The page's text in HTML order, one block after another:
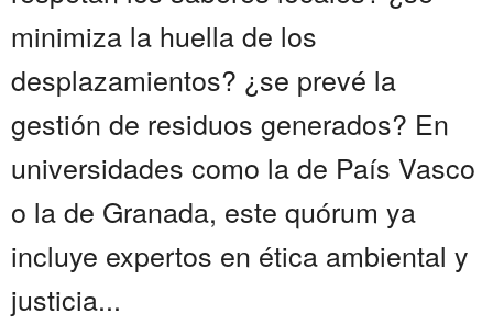
minimiza la huella de los
desplazamientos? ¿se prevé la
gestión de residuos generados? En
universidades como la de País Vasco
o la de Granada, este quórum ya
incluye expertos en ética ambiental y
justicia...